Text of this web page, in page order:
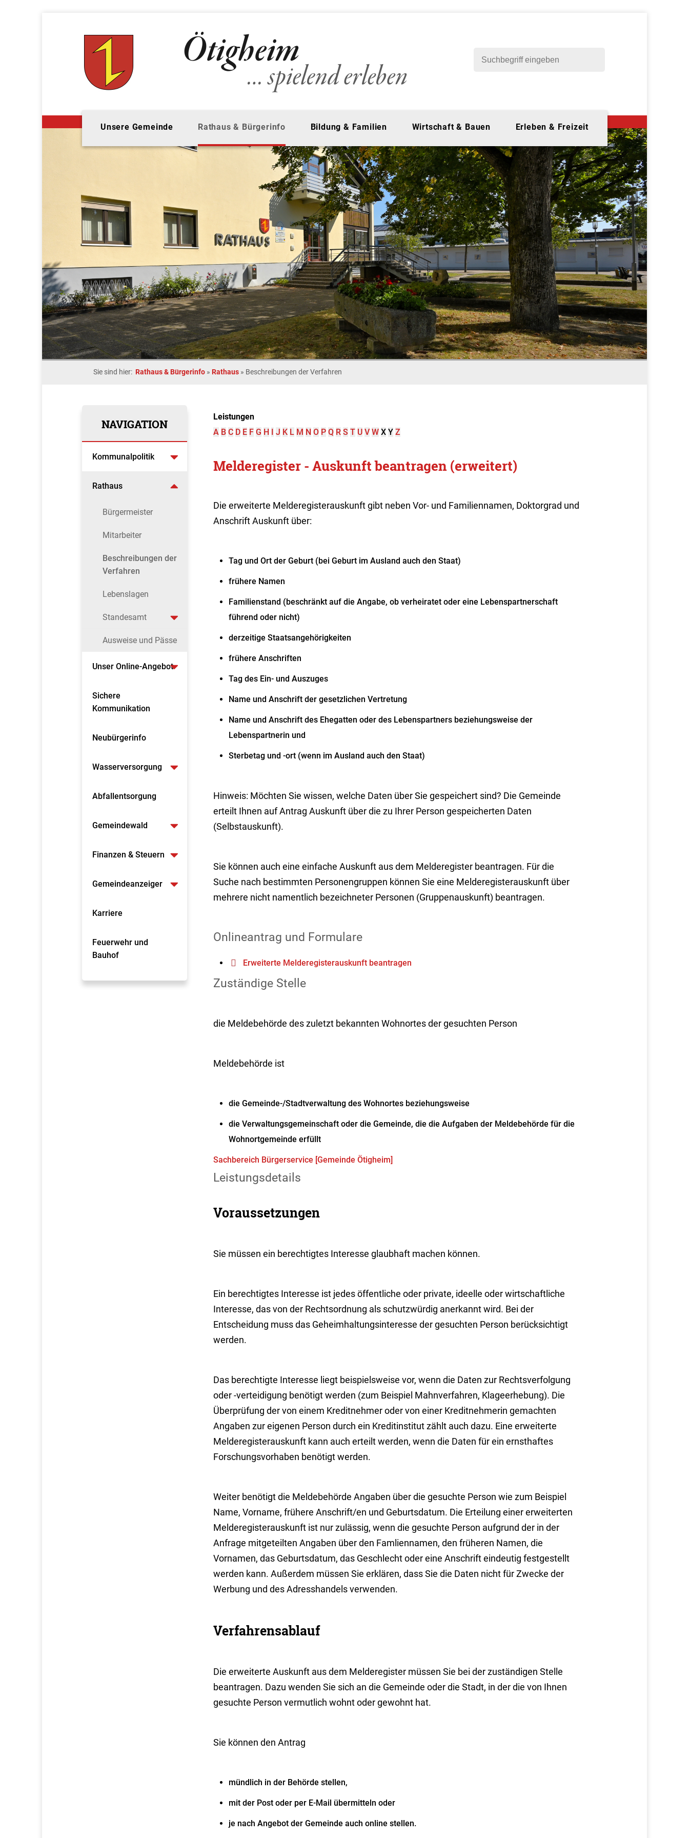
Unsere Gemeinde Rathaus & Bürgerinfo Bildung & Familien Wirtschaft & Bauen Erleben & Freizeit
Sie sind hier: Rathaus & Bürgerinfo » Rathaus » Beschreibungen der Verfahren
NAVIGATION
Kommunalpolitik
Rathaus
Bürgermeister
Mitarbeiter
Beschreibungen der
Verfahren
Lebenslagen
Standesamt
Ausweise und Pässe
Unser Online-Angebot
Sichere
Kommunikation
Neubürgerinfo
Wasserversorgung
Abfallentsorgung
Gemeindewald
Finanzen & Steuern
Gemeindeanzeiger
Karriere
Feuerwehr und
Bauhof
Leistungen
A B C D E F G H I J K L M N O P Q R S T U V W X Y Z
Melderegister - Auskunft beantragen (erweitert)
Die erweiterte Melderegisterauskunft gibt neben Vor- und Familiennamen, Doktorgrad und
Anschrift Auskunft über:
Tag und Ort der Geburt (bei Geburt im Ausland auch den Staat)
frühere Namen
Familienstand (beschränkt auf die Angabe, ob verheiratet oder eine Lebenspartnerschaft
führend oder nicht)
derzeitige Staatsangehörigkeiten
frühere Anschriften
Tag des Ein- und Auszuges
Name und Anschrift der gesetzlichen Vertretung
Name und Anschrift des Ehegatten oder des Lebenspartners beziehungsweise der
Lebenspartnerin und
Sterbetag und -ort (wenn im Ausland auch den Staat)
Hinweis: Möchten Sie wissen, welche Daten über Sie gespeichert sind? Die Gemeinde
erteilt Ihnen auf Antrag Auskunft über die zu Ihrer Person gespeicherten Daten
(Selbstauskunft).
Sie können auch eine einfache Auskunft aus dem Melderegister beantragen. Für die
Suche nach bestimmten Personengruppen können Sie eine Melderegisterauskunft über
mehrere nicht namentlich bezeichneter Personen (Gruppenauskunft) beantragen.
Onlineantrag und Formulare
Erweiterte Melderegisterauskunft beantragen
Zuständige Stelle
die Meldebehörde des zuletzt bekannten Wohnortes der gesuchten Person
Meldebehörde ist
die Gemeinde-/Stadtverwaltung des Wohnortes beziehungsweise
die Verwaltungsgemeinschaft oder die Gemeinde, die die Aufgaben der Meldebehörde für die
Wohnortgemeinde erfüllt
Sachbereich Bürgerservice [Gemeinde Ötigheim]
Leistungsdetails
Voraussetzungen
Sie müssen ein berechtigtes Interesse glaubhaft machen können.
Ein berechtigtes Interesse ist jedes öffentliche oder private, ideelle oder wirtschaftliche
Interesse, das von der Rechtsordnung als schutzwürdig anerkannt wird. Bei der
Entscheidung muss das Geheimhaltungsinteresse der gesuchten Person berücksichtigt
werden.
Das berechtigte Interesse liegt beispielsweise vor, wenn die Daten zur Rechtsverfolgung
oder -verteidigung benötigt werden (zum Beispiel Mahnverfahren, Klageerhebung). Die
Überprüfung der von einem Kreditnehmer oder von einer Kreditnehmerin gemachten
Angaben zur eigenen Person durch ein Kreditinstitut zählt auch dazu. Eine erweiterte
Melderegisterauskunft kann auch erteilt werden, wenn die Daten für ein ernsthaftes
Forschungsvorhaben benötigt werden.
Weiter benötigt die Meldebehörde Angaben über die gesuchte Person wie zum Beispiel
Name, Vorname, frühere Anschrift/en und Geburtsdatum. Die Erteilung einer erweiterten
Melderegisterauskunft ist nur zulässig, wenn die gesuchte Person aufgrund der in der
Anfrage mitgeteilten Angaben über den Famliennamen, den früheren Namen, die
Vornamen, das Geburtsdatum, das Geschlecht oder eine Anschrift eindeutig festgestellt
werden kann. Außerdem müssen Sie erklären, dass Sie die Daten nicht für Zwecke der
Werbung und des Adresshandels verwenden.
Verfahrensablauf
Die erweiterte Auskunft aus dem Melderegister müssen Sie bei der zuständigen Stelle
beantragen. Dazu wenden Sie sich an die Gemeinde oder die Stadt, in der die von Ihnen
gesuchte Person vermutlich wohnt oder gewohnt hat.
Sie können den Antrag
mündlich in der Behörde stellen,
mit der Post oder per E-Mail übermitteln oder
je nach Angebot der Gemeinde auch online stellen.